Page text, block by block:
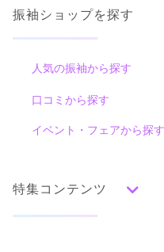
振袖ショップを探す
人気の振袖から探す
色別ランキング
グレー
黒 その他
口コミから探す
口コミ一覧
イベント・フェアから探す
特集コンテンツ